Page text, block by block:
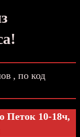
, по код
Петок 10-18ч,